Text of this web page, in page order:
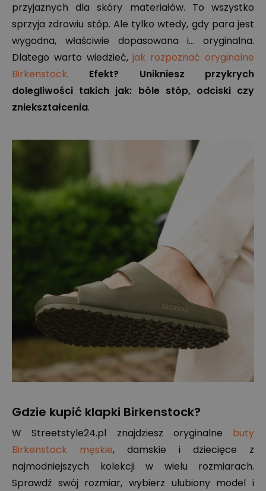
przyjaznych dla skóry materiałów. To wszystko
sprzyja zdrowiu stóp. Ale tylko wtedy, gdy para jest
wygodna, właściwie dopasowana i… oryginalna.
Dlatego warto wiedzieć,jak rozpoznać oryginalne
Birkenstock. Efekt? Unikniesz przykrych
dolegliwości takich jak: bóle stóp, odciski czy
zniekształcenia.
Gdzie kupić klapki Birkenstock?
W Streetstyle24.pl znajdziesz oryginalne buty
Birkenstock męskie, damskie i dziecięce z
najmodniejszych kolekcji w wielu rozmiarach.
Sprawdź swój rozmiar, wybierz ulubiony model i